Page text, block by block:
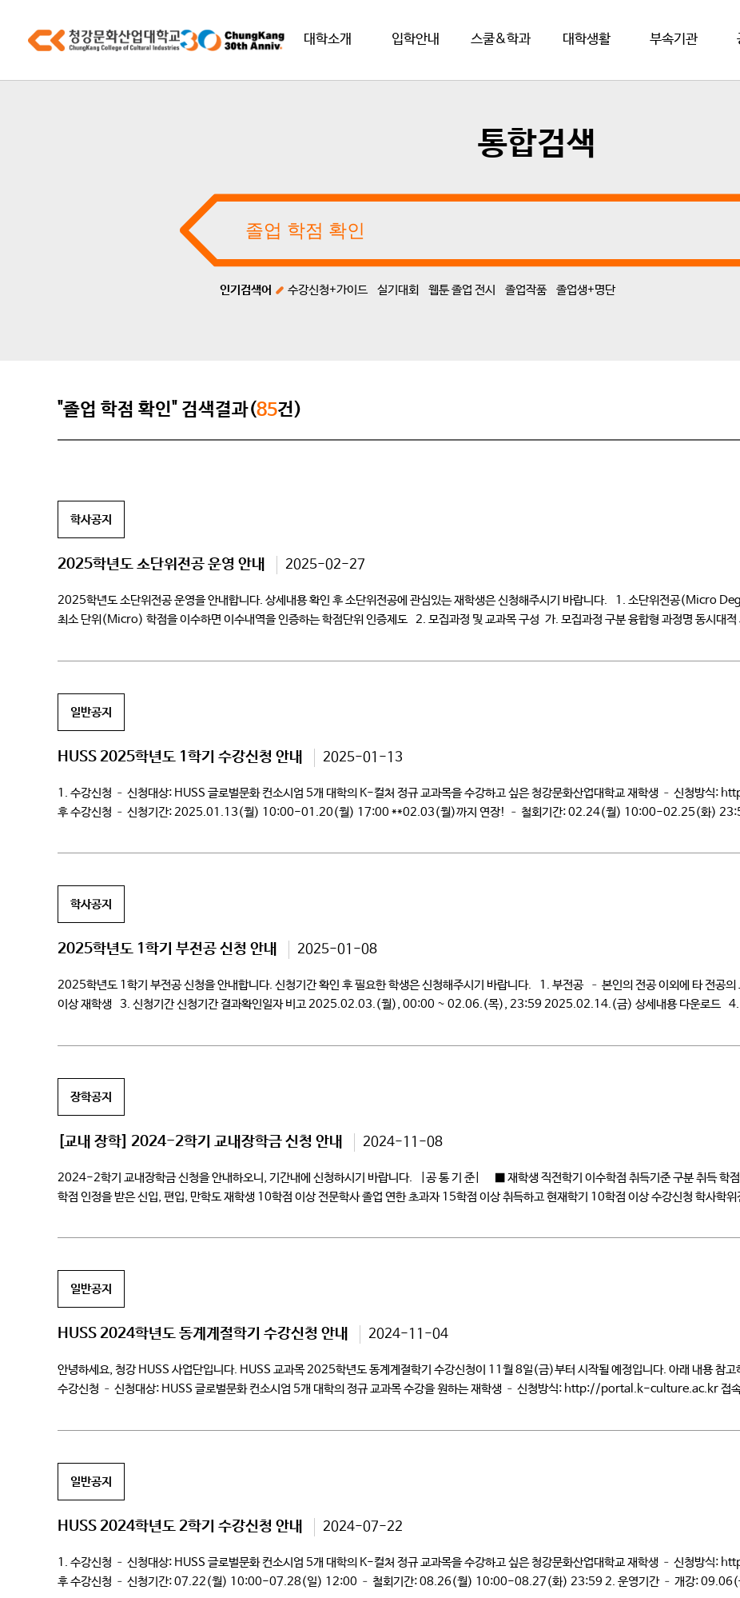
대학소개 입학안내 스쿨&학과 대학생활 부속기관
통합검색
인기검색어 수강신청+가이드 실기대회 웹툰 졸업 전시 졸업작품 졸업생+명단
"졸업 학점 확인" 검색결과(85건)
학사공지
2025학년도 소단위전공 운영 안내 2025-02-27
2025학년도 소단위전공 운영을 안내합니다. 상세내용 확인 후 소단위전공에 관심있는 재학생은 신청해주시기 바랍니다. 1. 소단위전공(Micro
최소 단위(Micro) 학점을 이수하면 이수내역을 인증하는 학점단위 인증제도 2. 모집과정 및 교과목 구성 가. 모집과정 구분 융합형 과정명 동시대적
일반공지
HUSS 2025학년도 1학기 수강신청 안내 2025-01-13
1. 수강신청 – 신청대상: HUSS 글로벌문화 컨소시엄 5개 대학의 K-컬처 정규 교과목을 수강하고 싶은 청강문화산업대학교 재학생 – 신청방
후 수강신청 – 신청기간: 2025.01.13(월) 10:00-01.20(월) 17:00 **02.03(월)까지 연장! – 철회기간: 02.24(월) 10:00-02.25(화)
학사공지
2025학년도 1학기 부전공 신청 안내 2025-01-08
2025학년도 1학기 부전공 신청을 안내합니다. 신청기간 확인 후 필요한 학생은 신청해주시기 바랍니다. 1. 부전공 – 본인의 전공 이외에 타 전
이상 재학생 3. 신청기간 신청기간 결과확인일자 비고 2025.02.03.(월), 00:00 ~ 02.06.(목), 23:59 2025.02.14.(금) 상세내용 다운로드 4.
장학공지
[교내 장학] 2024-2학기 교내장학금 신청 안내 2024-11-08
2024-2학기 교내장학금 신청을 안내하오니, 기간내에 신청하시기 바랍니다. |공 통 기 준| ■ 재학생 직전학기 이수학점 취득기준 구분 취득 학
학점 인정을 받은 신입, 편입, 만학도 재학생 10학점 이상 전문학사 졸업 연한 초과자 15학점 이상 취득하고 현재학기 10학점 이상 수강신청 학사학
일반공지
HUSS 2024학년도 동계계절학기 수강신청 안내 2024-11-04
안녕하세요, 청강 HUSS 사업단입니다. HUSS 교과목 2025학년도 동계계절학기 수강신청이 11월 8일(금)부터 시작될 예정입니다. 아래 내용 참
수강신청 – 신청대상: HUSS 글로벌문화 컨소시엄 5개 대학의 정규 교과목 수강을 원하는 재학생 – 신청방식: http://portal.k-culture.ac.kr 접
일반공지
HUSS 2024학년도 2학기 수강신청 안내 2024-07-22
1. 수강신청 – 신청대상: HUSS 글로벌문화 컨소시엄 5개 대학의 K-컬처 정규 교과목을 수강하고 싶은 청강문화산업대학교 재학생 – 신청방
후 수강신청 – 신청기간: 07.22(월) 10:00-07.28(일) 12:00 – 철회기간: 08.26(월) 10:00-08.27(화) 23:59 2. 운영기간 – 개강: